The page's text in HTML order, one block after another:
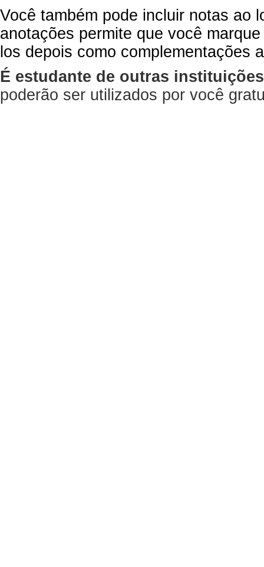
Você também pode incluir notas ao
anotações permite que você
los depois como complementações
É estudante de outras
poderão ser utilizados por você